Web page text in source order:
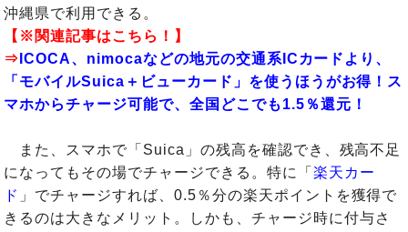
沖縄県で利用できる。
【※関連記事はこちら！】
⇒ ICOCA、nimocaなどの地元の交通系ICカードより、
「モバイルSuica＋ビューカード」を使うほうがお得！ス
マホからチャージ可能で、全国どこでも1.5％還元！
また、スマホで「Suica」の残高を確認でき、残高不足
になってもその場でチャージできる。特に「 楽天カー
ド 」でチャージすれば、0.5％分の楽天ポイントを獲得で
きるのは大きなメリット。しかも、チャージ時に付与さ